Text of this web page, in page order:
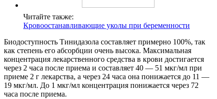
Читайте также:
Кровоостанавливающие уколы при беременности
Биодоступность Тинидазола составляет примерно 100%, так
как степень его абсорбции очень высока. Максимальная
концентрация лекарственного средства в крови достигается
через 2 часа после приема и составляет 40 — 51 мкг/мл при
приеме 2 г лекарства, а через 24 часа она понижается до 11 —
19 мкг/мл. До 1 мкг/мл концентрация понижается через 72
часа после приема.